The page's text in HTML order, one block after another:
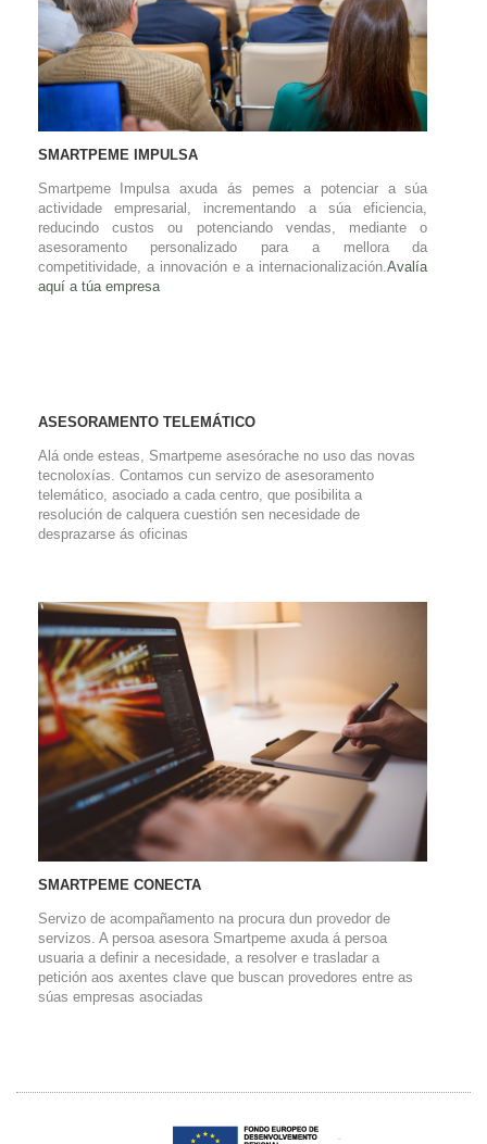
SMARTPEME IMPULSA
Smartpeme Impulsa axuda ás pemes a potenciar a súa
actividade empresarial, incrementando a súa eficiencia,
reducindo custos ou potenciando vendas, mediante o
asesoramento personalizado para a mellora da
competitividade, a innovación e a internacionalización.Avalía
aquí a túa empresa
ASESORAMENTO TELEMÁTICO
Alá onde esteas, Smartpeme asesórache no uso das novas
tecnoloxías. Contamos cun servizo de asesoramento
telemático, asociado a cada centro, que posibilita a
resolución de calquera cuestión sen necesidade de
desprazarse ás oficinas
SMARTPEME CONECTA
Servizo de acompañamento na procura dun provedor de
servizos. A persoa asesora Smartpeme axuda á persoa
usuaria a definir a necesidade, a resolver e trasladar a
petición aos axentes clave que buscan provedores entre as
súas empresas asociadas